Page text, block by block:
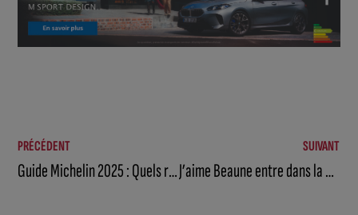
PRÉCÉDENT
Guide Michelin 2025 : Quels restaurants sont distingués à Beaune et en Côte-d’Or ?
SUIVANT
J’aime Beaune entre dans la grande famille de Melt Médias !